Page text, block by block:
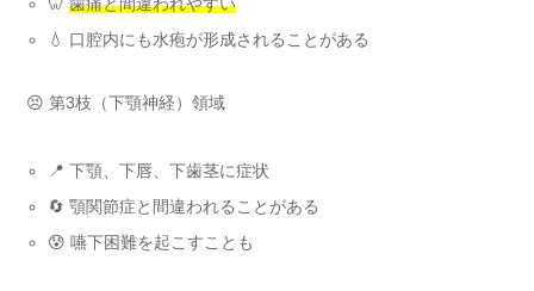
🦷歯痛と間違われやすい
💧 口腔内にも水疱が形成されることがある
😣 第3枝（下顎神経）領域
📍 下顎、下唇、下歯茎に症状
🔄 顎関節症と間違われることがある
😰 嚥下困難を起こすことも